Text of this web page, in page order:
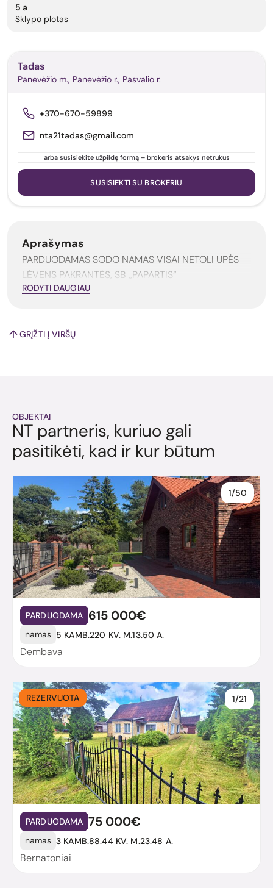
5 a
Sklypo plotas
Tadas
Panevėžio m., Panevėžio r., Pasvalio r.
+370-670-59899
nta21tadas@gmail.com
arba susisiekite užpildę formą – brokeris atsakys netrukus
SUSISIEKTI SU BROKERIU
Aprašymas
PARDUODAMAS SODO NAMAS VISAI NETOLI UPĖS
LĖVENS PAKRANTĖS, SB ,,PAPARTIS“
RODYTI DAUGIAU
GRĮŽTI Į VIRŠŲ
OBJEKTAI
NT partneris, kuriuo gali
pasitikėti, kad ir kur būtum
1/50
PARDUODAMA 615 000€
namas 5 KAMB.220 KV. M.13.50 A.
Dembava
REZERVUOTA 1/21
PARDUODAMA 75 000€
namas 3 KAMB.88.44 KV. M.23.48 A.
Bernatoniai